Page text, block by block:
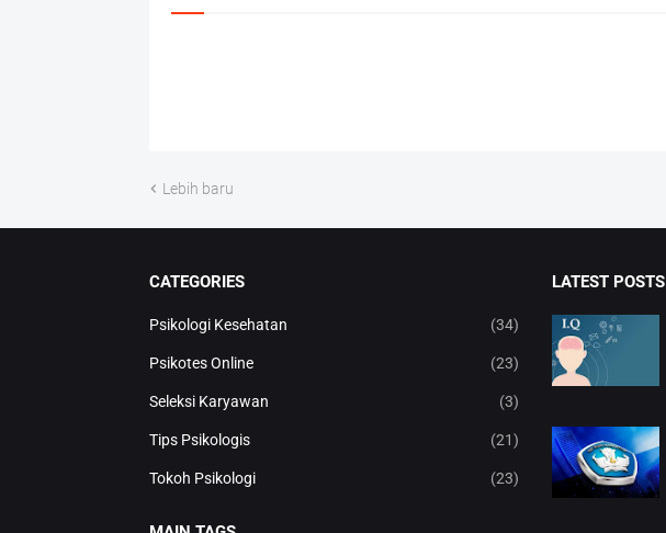
Lebih baru
CATEGORIES
Psikologi Kesehatan (34)
Psikotes Online (23)
Seleksi Karyawan (3)
Tips Psikologis (21)
Tokoh Psikologi (23)
LATEST POSTS